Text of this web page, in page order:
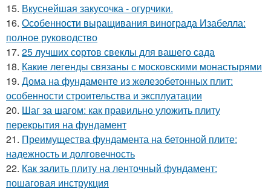
15. Вкуснейшая закусочка - огурчики.
16. Особенности выращивания винограда Изабелла:
полное руководство
17. 25 лучших сортов свеклы для вашего сада
18. Какие легенды связаны с московскими монастырями
19. Дома на фундаменте из железобетонных плит:
особенности строительства и эксплуатации
20. Шаг за шагом: как правильно уложить плиту
перекрытия на фундамент
21. Преимущества фундамента на бетонной плите:
надежность и долговечность
22. Как залить плиту на ленточный фундамент:
пошаговая инструкция